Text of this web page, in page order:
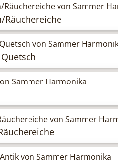
Räuchereiche